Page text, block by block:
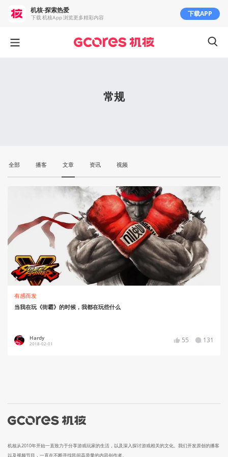
常规
全部 播客 文章 资讯 视频
有感而发
当我在玩《街霸》的时候，我都在玩些什么
Hardy
2018-02-01 55 131
机核从2010年开始一直致力于分享游戏玩家的生活，以及深入探讨游戏相关的文化。我们开发原创的播客
以及视频节目，一直在不断寻找民间高质量的内容创作者。
机核-探索热爱
下载 机核App 浏览更多精彩内容 下载APP